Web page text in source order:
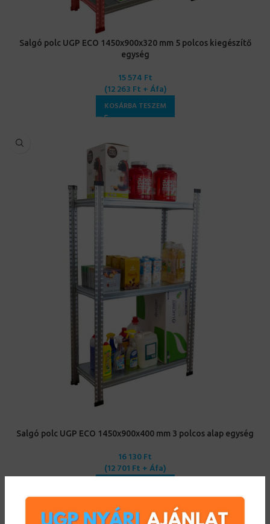
Salgó polc UGP ECO 1450x900x320 mm 5 polcos kiegészítő
egység
15 574 Ft
(12 263 Ft + Áfa)
KOSÁRBA TESZEM
Salgó polc UGP ECO 1450x900x400 mm 3 polcos alap egység
16 130Ft
(12 701 Ft + Áfa)